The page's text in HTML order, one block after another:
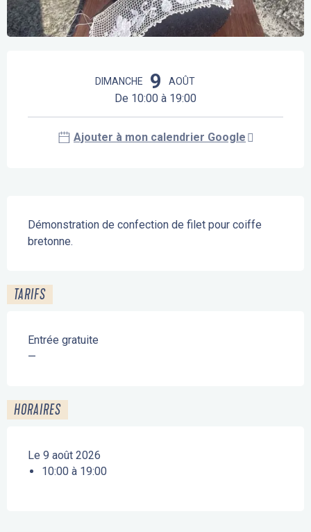
DIMANCHE 9 AOÛT
De 10:00 à 19:00
Ajouter à mon calendrier Google
Démonstration de confection de filet pour coiffe
bretonne.
TARIFS
Entrée gratuite
—
HORAIRES
Le 9 août 2026
10:00 à 19:00